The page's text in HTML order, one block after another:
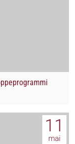
11
mai